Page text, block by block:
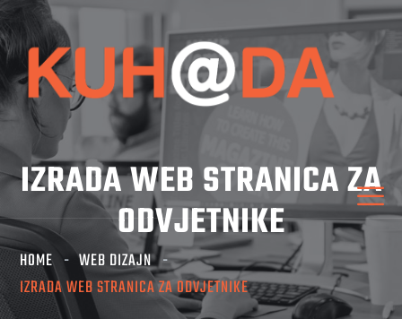
IZRADA WEB STRANICA ZA
ODVJETNIKE
HOME
WEB DIZAJN
IZRADA WEB STRANICA ZA ODVJETNIKE